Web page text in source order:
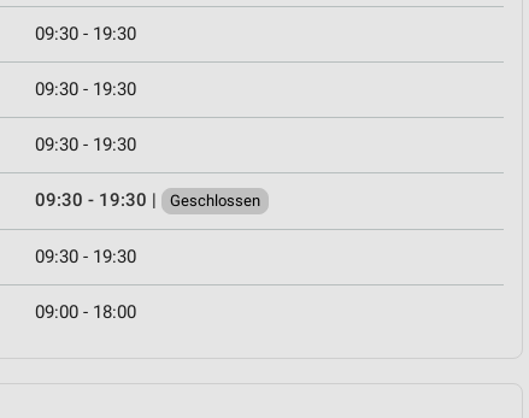
09:30 - 19:30
09:30 - 19:30
09:30 - 19:30
09:30 - 19:30 | Geschlossen
09:30 - 19:30
09:00 - 18:00